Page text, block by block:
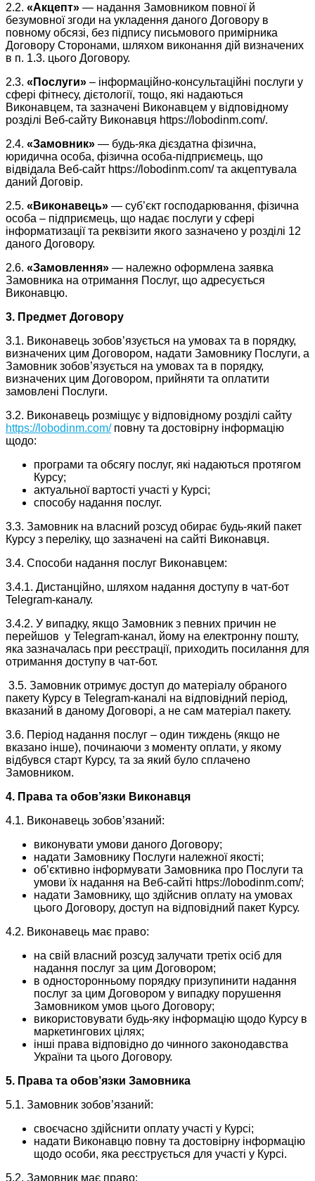
2.2. «Акцепт» — надання Замовником повної й
безумовної згоди на укладення даного Договору в
повному обсязі, без підпису письмового примірника
Договору Сторонами, шляхом виконання дій визначених
в п. 1.3. цього Договору.
2.3. «Послуги» – інформаційно-консультаційні послуги у
сфері фітнесу, дієтології, тощо, які надаються
Виконавцем, та зазначені Виконавцем у відповідному
розділі Веб-сайту Виконавця https://lobodinm.com/.
2.4. «Замовник» — будь-яка дієздатна фізична,
юридична особа, фізична особа-підприємець, що
відвідала Веб-сайт https://lobodinm.com/ та акцептувала
даний Договір.
2.5. «Виконавець» — суб’єкт господарювання, фізична
особа – підприємець, що надає послуги у сфері
інформатизації та реквізити якого зазначено у розділі 12
даного Договору.
2.6. «Замовлення» — належно оформлена заявка
Замовника на отримання Послуг, що адресується
Виконавцю.
3. Предмет Договору
3.1. Виконавець зобов’язується на умовах та в порядку,
визначених цим Договором, надати Замовнику Послуги, а
Замовник зобов’язується на умовах та в порядку,
визначених цим Договором, прийняти та оплатити
замовлені Послуги.
3.2. Виконавець розміщує у відповідному розділі сайту
https://lobodinm.com/повну та достовірну інформацію
щодо:
програми та обсягу послуг, які надаються протягом
Курсу;
актуальної вартості участі у Курсі;
способу надання послуг.
3.3. Замовник на власний розсуд обирає будь-який пакет
Курсу з переліку, що зазначені на сайті Виконавця.
3.4. Способи надання послуг Виконавцем:
3.4.1. Дистанційно, шляхом надання доступу в чат-бот
Telegram-каналу.
3.4.2. У випадку, якщо Замовник з певних причин не
перейшов у Telegram-канал, йому на електронну пошту,
яка зазначалась при реєстрації, приходить посилання для
отримання доступу в чат-бот.
3.5. Замовник отримує доступ до матеріалу обраного
пакету Курсу в Telegram-каналі на відповідний період,
вказаний в даному Договорі, а не сам матеріал пакету.
3.6. Період надання послуг – один тиждень (якщо не
вказано інше), починаючи з моменту оплати, у якому
відбувся старт Курсу, та за який було сплачено
Замовником.
4. Права та обов’язки Виконавця
4.1. Виконавець зобов’язаний:
виконувати умови даного Договору;
надати Замовнику Послуги належної якості;
об’єктивно інформувати Замовника про Послуги та
умови їх надання на Веб-сайті https://lobodinm.com/;
надати Замовнику, що здійснив оплату на умовах
цього Договору, доступ на відповідний пакет Курсу.
4.2. Виконавець має право:
на свій власний розсуд залучати третіх осіб для
надання послуг за цим Договором;
в односторонньому порядку призупинити надання
послуг за цим Договором у випадку порушення
Замовником умов цього Договору;
використовувати будь-яку інформацію щодо Курсу в
маркетингових цілях;
інші права відповідно до чинного законодавства
України та цього Договору.
5. Права та обов’язки Замовника
5.1. Замовник зобов’язаний:
своєчасно здійснити оплату участі у Курсі;
надати Виконавцю повну та достовірну інформацію
щодо особи, яка реєструється для участі у Курсі.
5.2. Замовник має право: